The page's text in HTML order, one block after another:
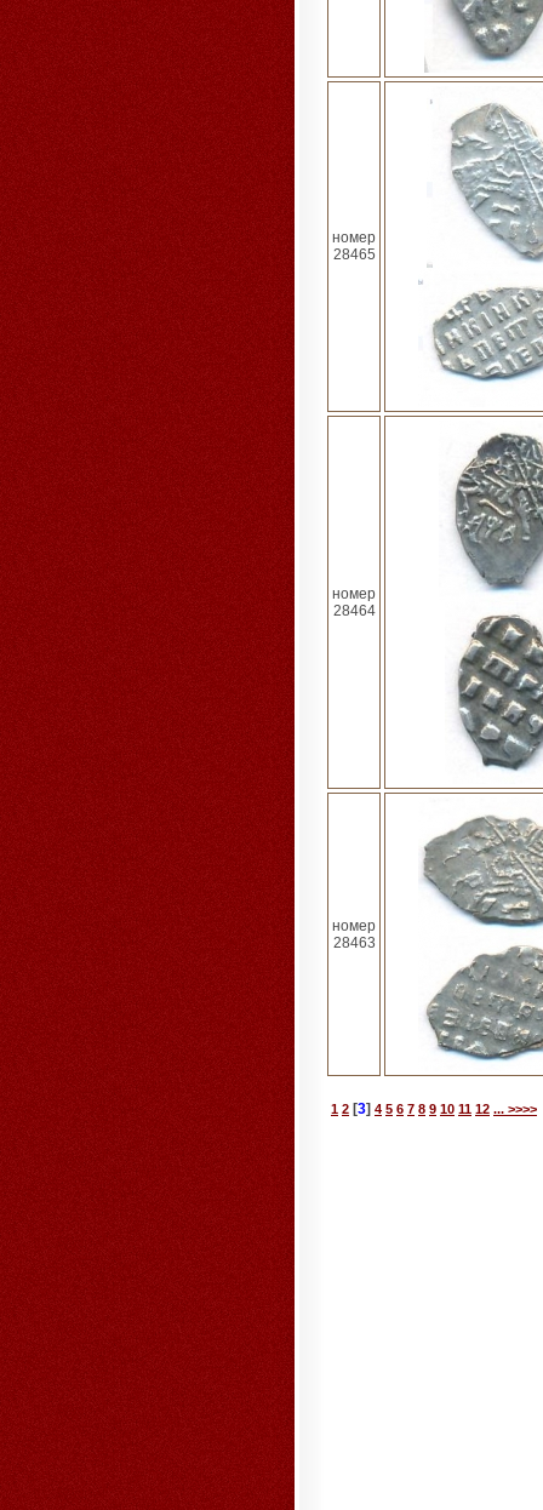
номер
28465
номер
28464
номер
28463
1 2 [3] 4 5 6 7 8 9 10 11 12 ... >>>>